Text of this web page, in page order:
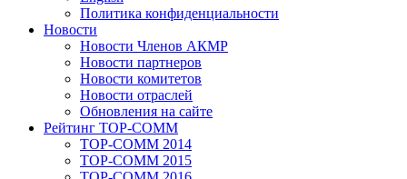
Политика конфиденциальности
Новости
Новости Членов АКМР
Новости партнеров
Новости комитетов
Новости отраслей
Обновления на сайте
Рейтинг TOP-COMM
TOP-COMM 2014
TOP-COMM 2015